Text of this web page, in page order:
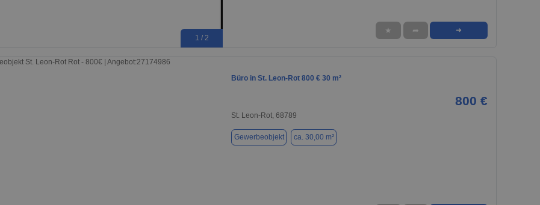
1 / 2
★ ➦ ➜
Büro in St. Leon-Rot 800 € 30 m²
800 €
St. Leon-Rot, 68789
Gewerbeobjekt ca. 30,00 m²